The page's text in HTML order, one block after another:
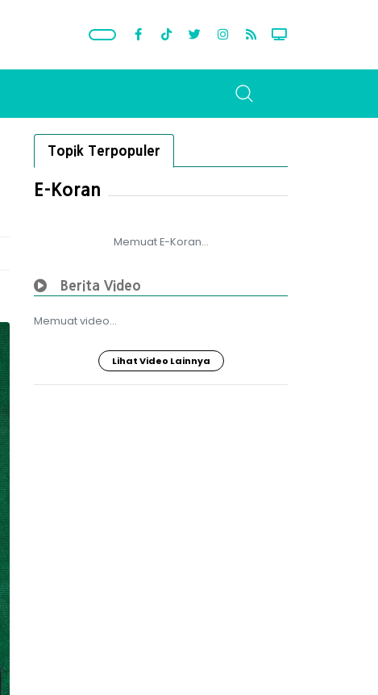
Topik Terpopuler
E-Koran
Memuat E-Koran...
Berita Video
Memuat video...
Lihat Video Lainnya